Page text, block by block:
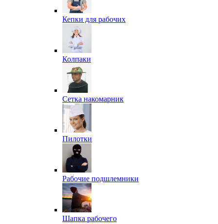
Кепки для рабочих
Колпаки
Сетка накомарник
Пилотки
Рабочие подшлемники
Шапка рабочего